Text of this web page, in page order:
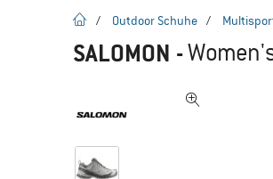
Startseite
/ Outdoor Schuhe /
SALOMON -